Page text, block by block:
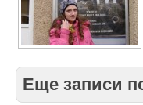
Еще записи